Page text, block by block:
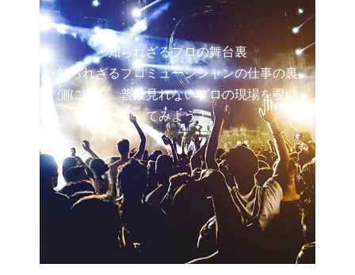
知られざるプロの舞台裏
知られざるプロミュージシャンの仕事の裏
側に密着。普段見れないプロの現場を覗い
てみよう！